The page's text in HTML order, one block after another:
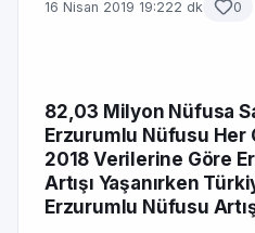
16 Nisan 2019 19:222 dk 0
82,03 Milyon Nüfusa
Erzurumlu Nüfusu Her
2018 Verilerine Göre
Artışı Yaşanırken
Erzurumlu Nüfusu